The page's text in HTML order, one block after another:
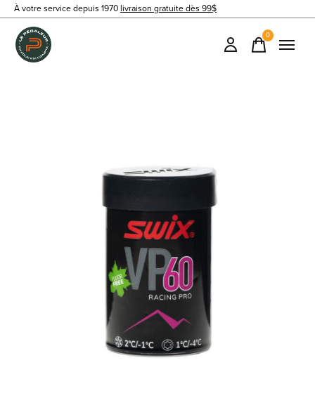
À votre service depuis 1970 livraison gratuite dès 99$
0items